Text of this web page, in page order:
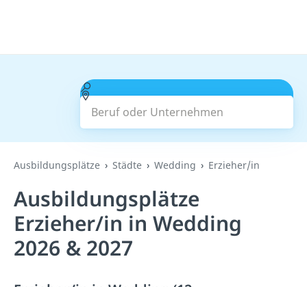
Beruf oder Unternehmen
Suchen
Ausbildungsplätze Städte Wedding Erzieher/in
Ausbildungsplätze
Erzieher/in in Wedding
2026 & 2027